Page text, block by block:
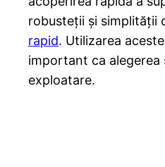
robusteții și simplității
rapid. Utilizarea
important ca alegerea
exploatare.